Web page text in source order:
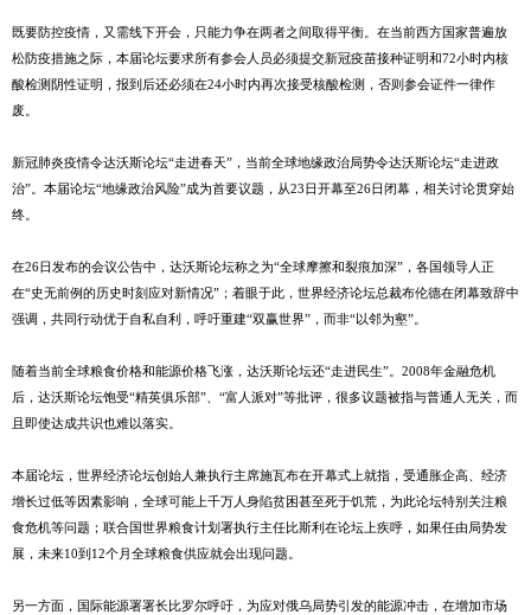
既要防控疫情，又需线下开会，只能力争在两者之间取得平衡。在当前西方国家普遍放
松防疫措施之际，本届论坛要求所有参会人员必须提交新冠疫苗接种证明和72小时内核
酸检测阴性证明，报到后还必须在24小时内再次接受核酸检测，否则参会证件一律作
废。
新冠肺炎疫情令达沃斯论坛“走进春天”，当前全球地缘政治局势令达沃斯论坛“走进政
治”。本届论坛“地缘政治风险”成为首要议题，从23日开幕至26日闭幕，相关讨论贯穿始
终。
在26日发布的会议公告中，达沃斯论坛称之为“全球摩擦和裂痕加深”，各国领导人正
在“史无前例的历史时刻应对新情况”；着眼于此，世界经济论坛总裁布伦德在闭幕致辞中
强调，共同行动优于自私自利，呼吁重建“双赢世界”，而非“以邻为壑”。
随着当前全球粮食价格和能源价格飞涨，达沃斯论坛还“走进民生”。2008年金融危机
后，达沃斯论坛饱受“精英俱乐部”、“富人派对”等批评，很多议题被指与普通人无关，而
且即使达成共识也难以落实。
本届论坛，世界经济论坛创始人兼执行主席施瓦布在开幕式上就指，受通胀企高、经济
增长过低等因素影响，全球可能上千万人身陷贫困甚至死于饥荒，为此论坛特别关注粮
食危机等问题；联合国世界粮食计划署执行主任比斯利在论坛上疾呼，如果任由局势发
展，未来10到12个月全球粮食供应就会出现问题。
另一方面，国际能源署署长比罗尔呼吁，为应对俄乌局势引发的能源冲击，在增加市场